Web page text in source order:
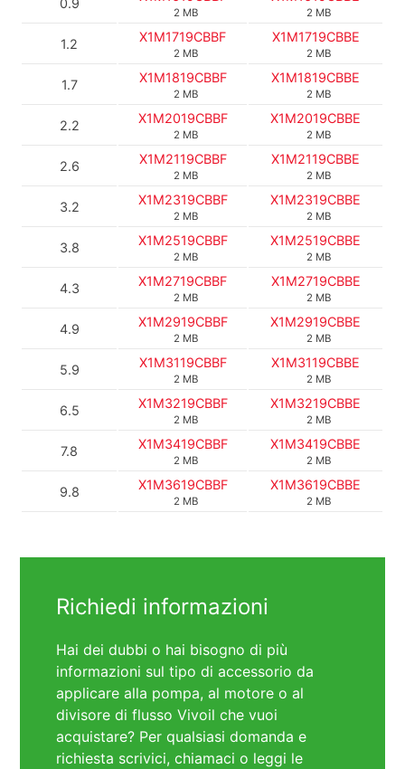
2 MB 2 MB
1.2 X1M1719CBBF
2 MB
X1M1719CBBE
2 MB
1.7 X1M1819CBBF
2 MB
X1M1819CBBE
2 MB
2.2 X1M2019CBBF
2 MB
X1M2019CBBE
2 MB
2.6 X1M2119CBBF
2 MB
X1M2119CBBE
2 MB
3.2 X1M2319CBBF
2 MB
X1M2319CBBE
2 MB
3.8 X1M2519CBBF
2 MB
X1M2519CBBE
2 MB
4.3 X1M2719CBBF
2 MB
X1M2719CBBE
2 MB
4.9 X1M2919CBBF
2 MB
X1M2919CBBE
2 MB
5.9 X1M3119CBBF
2 MB
X1M3119CBBE
2 MB
6.5 X1M3219CBBF
2 MB
X1M3219CBBE
2 MB
7.8 X1M3419CBBF
2 MB
X1M3419CBBE
2 MB
9.8 X1M3619CBBF
2 MB
X1M3619CBBE
2 MB
Richiedi informazioni
Hai dei dubbi o hai bisogno di più
informazioni sul tipo di accessorio da
applicare alla pompa, al motore o al
divisore di flusso Vivoil che vuoi
acquistare? Per qualsiasi domanda e
richiesta scrivici, chiamaci o leggi le